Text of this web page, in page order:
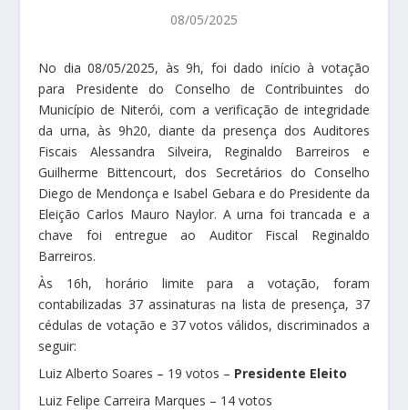
08/05/2025
No dia 08/05/2025, às 9h, foi dado início à votação
para Presidente do Conselho de Contribuintes do
Município de Niterói, com a verificação de integridade
da urna, às 9h20, diante da presença dos Auditores
Fiscais Alessandra Silveira, Reginaldo Barreiros e
Guilherme Bittencourt, dos Secretários do Conselho
Diego de Mendonça e Isabel Gebara e do Presidente da
Eleição Carlos Mauro Naylor. A urna foi trancada e a
chave foi entregue ao Auditor Fiscal Reginaldo
Barreiros.
Às 16h, horário limite para a votação, foram
contabilizadas 37 assinaturas na lista de presença, 37
cédulas de votação e 37 votos válidos, discriminados a
seguir:
Luiz Alberto Soares – 19 votos – Presidente Eleito
Luiz Felipe Carreira Marques – 14 votos